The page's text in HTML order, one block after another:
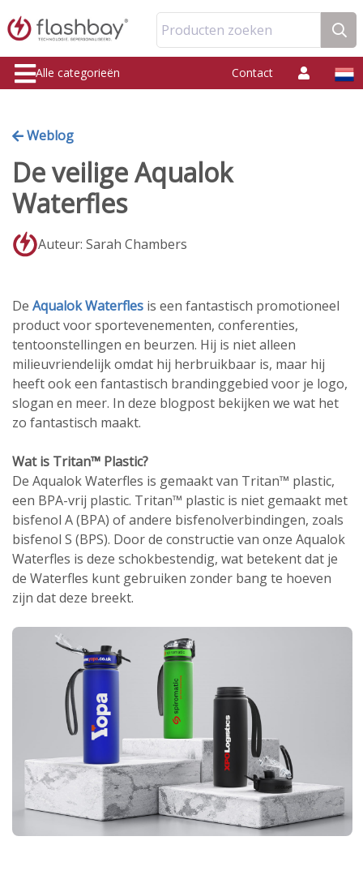
Producten zoeken
Alle categorieën Contact
Weblog
De veilige Aqualok
Waterfles
Auteur: Sarah Chambers
De Aqualok Waterfles is een fantastisch promotioneel
product voor sportevenementen, conferenties,
tentoonstellingen en beurzen. Hij is niet alleen
milieuvriendelijk omdat hij herbruikbaar is, maar hij
heeft ook een fantastisch brandinggebied voor je logo,
slogan en meer. In deze blogpost bekijken we wat het
zo fantastisch maakt.
Wat is Tritan™ Plastic?
De Aqualok Waterfles is gemaakt van Tritan™ plastic,
een BPA-vrij plastic. Tritan™ plastic is niet gemaakt met
bisfenol A (BPA) of andere bisfenolverbindingen, zoals
bisfenol S (BPS). Door de constructie van onze Aqualok
Waterfles is deze schokbestendig, wat betekent dat je
de Waterfles kunt gebruiken zonder bang te hoeven
zijn dat deze breekt.